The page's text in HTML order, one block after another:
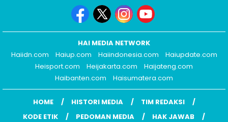
HAI MEDIA NETWORK
Haiidn.com
Haiup.com Haiindonesia.com
Haiupdate.com
Heisport.com
Heijakarta.com
Haijateng.com
Haibanten.com
Haisumatera.com
HOME HISTORI MEDIA
TIM REDAKSI
KODE ETIK
PEDOMAN MEDIA
HAK JAWAB